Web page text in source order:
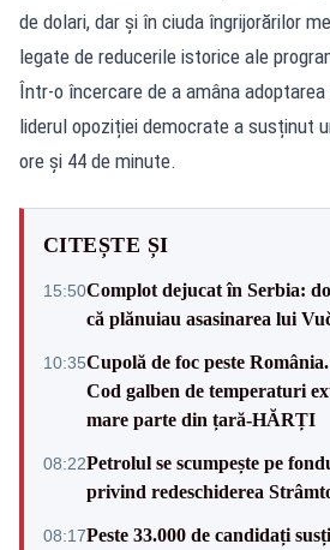
de dolari, dar și în ciuda îngrijorărilor
legate de reducerile istorice ale
Într-o încercare de a amâna
liderul opoziției democrate a susținut
ore și 44 de minute.
CITEȘTE ȘI
15:50Complot dejucat în Serbia:
că plănuiau asasinarea lui
10:35Cupolă de foc peste
Cod galben de temperaturi
mare parte din țară-HĂRȚI
08:22Petrolul se scumpește pe
privind redeschiderea
08:17Peste 33.000 de candidați